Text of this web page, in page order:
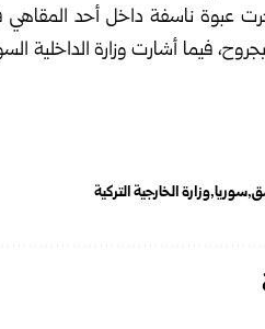
22 آخرين بجروح، فيما أشارت وزارة
سوريا وزارة الخارجية التركية